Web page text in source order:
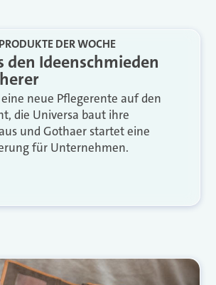
PRODUKTE DER WOCHE
den Ideenschmieden
neue Pflegerente auf den
die Universa baut ihre
und Gothaer startet eine
für Unternehmen.